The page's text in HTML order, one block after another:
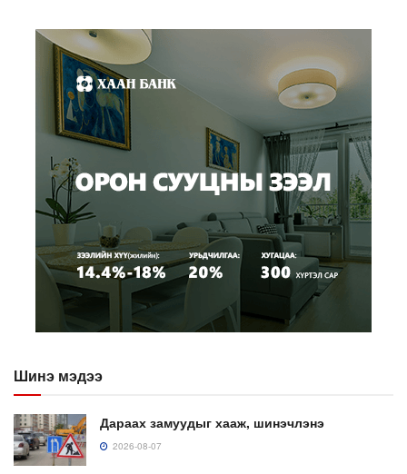
Шинэ мэдээ
Дараах замуудыг хааж, шинэчлэнэ
2026-08-07